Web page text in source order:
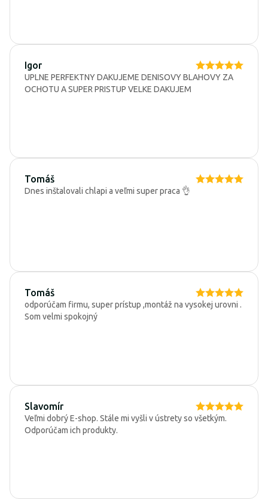
Igor
UPLNE PERFEKTNY DAKUJEME DENISOVY BLAHOVY ZA
OCHOTU A SUPER PRISTUP VELKE DAKUJEM
Tomáš
Dnes inštalovali chlapi a veľmi super praca 👌
Tomáš
odporúčam firmu, super prístup ,montáž na vysokej urovni .
Som velmi spokojný
Slavomír
Veľmi dobrý E-shop. Stále mi vyšli v ústrety so všetkým.
Odporúčam ich produkty.